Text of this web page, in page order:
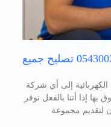
كهربائي منازل في عجمان 0543002626 تصليح جميع
إلى أي شركة
إذا أننا بالفعل نوفر
لتقديم مجموعة